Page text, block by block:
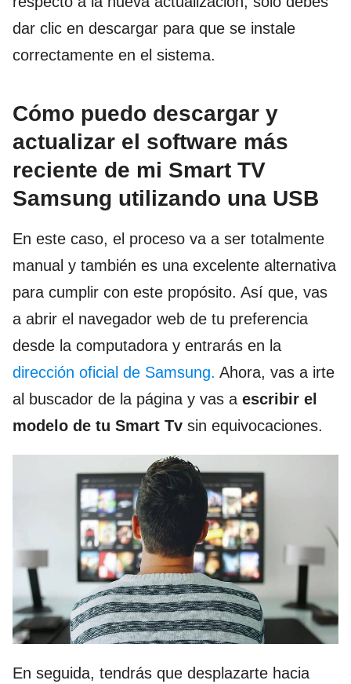
dar clic en descargar para que se instale
correctamente en el sistema.
Cómo puedo descargar y
actualizar el software más
reciente de mi Smart TV
Samsung utilizando una USB
En este caso, el proceso va a ser totalmente
manual y también es una excelente alternativa
para cumplir con este propósito. Así que, vas
a abrir el navegador web de tu preferencia
desde la computadora y entrarás en la
dirección oficial de Samsung. Ahora, vas a irte
al buscador de la página y vas a escribir el
modelo de tu Smart Tv sin equivocaciones.
En seguida, tendrás que desplazarte hacia